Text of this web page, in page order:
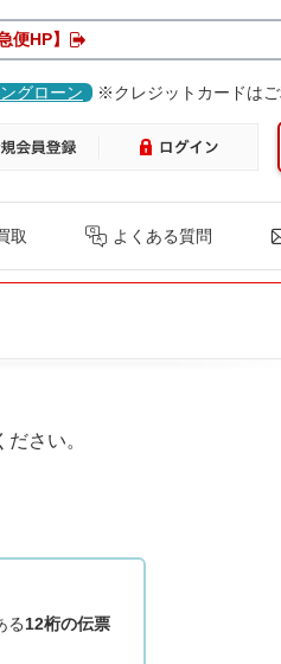
HP】
グローン ※クレジットカードは
取 よくある質問
さい。
る12桁の伝票